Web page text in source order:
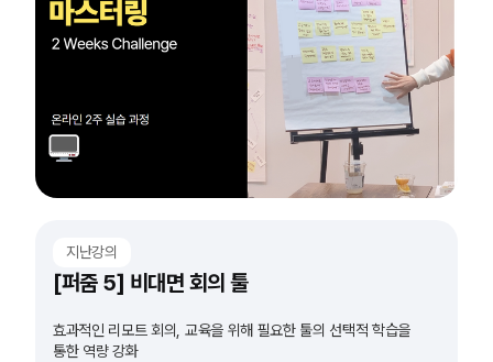
지난강의
[퍼줌 5] 비대면 회의 툴
효과적인 리모트 회의, 교육을 위해 필요한 툴의 선택적 학습을
통한 역량 강화